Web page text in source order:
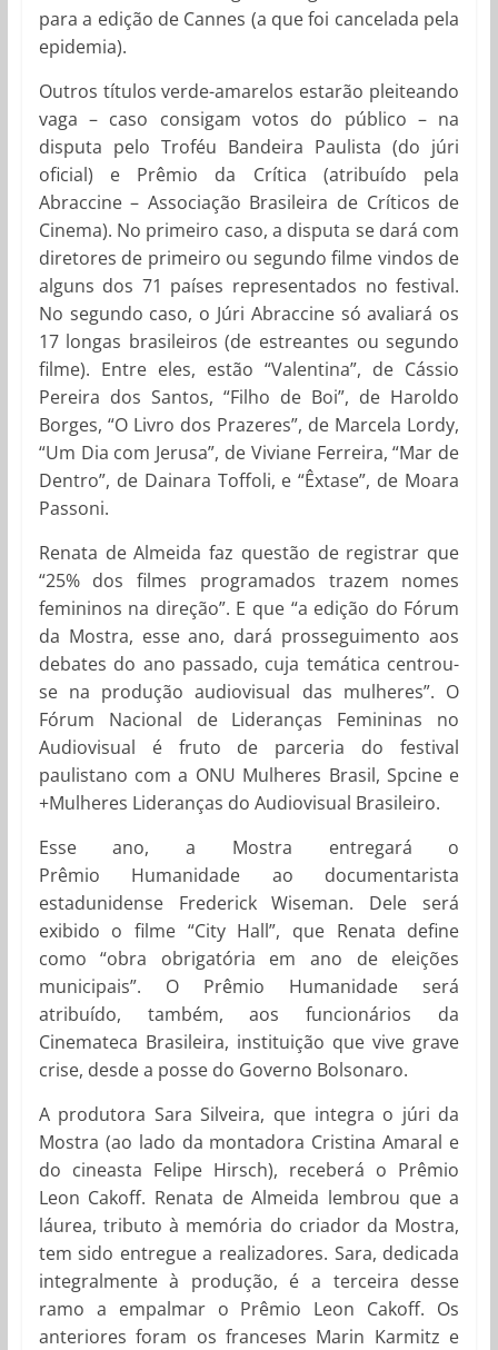
para a edição de Cannes (a que foi cancelada pela
epidemia).
Outros títulos verde-amarelos estarão pleiteando
vaga – caso consigam votos do público – na
disputa pelo Troféu Bandeira Paulista (do júri
oficial) e Prêmio da Crítica (atribuído pela
Abraccine – Associação Brasileira de Críticos de
Cinema). No primeiro caso, a disputa se dará com
diretores de primeiro ou segundo filme vindos de
alguns dos 71 países representados no festival.
No segundo caso, o Júri Abraccine só avaliará os
17 longas brasileiros (de estreantes ou segundo
filme). Entre eles, estão “Valentina”, de Cássio
Pereira dos Santos, “Filho de Boi”, de Haroldo
Borges, “O Livro dos Prazeres”, de Marcela Lordy,
“Um Dia com Jerusa”, de Viviane Ferreira, “Mar de
Dentro”, de Dainara Toffoli, e “Êxtase”, de Moara
Passoni.
Renata de Almeida faz questão de registrar que
“25% dos filmes programados trazem nomes
femininos na direção”. E que “a edição do Fórum
da Mostra, esse ano, dará prosseguimento aos
debates do ano passado, cuja temática centrou-
se na produção audiovisual das mulheres”. O
Fórum Nacional de Lideranças Femininas no
Audiovisual é fruto de parceria do festival
paulistano com a ONU Mulheres Brasil, Spcine e
+Mulheres Lideranças do Audiovisual Brasileiro.
Esse ano, a Mostra entregará o
Prêmio Humanidade ao documentarista
estadunidense Frederick Wiseman. Dele será
exibido o filme “City Hall”, que Renata define
como “obra obrigatória em ano de eleições
municipais”. O Prêmio Humanidade será
atribuído, também, aos funcionários da
Cinemateca Brasileira, instituição que vive grave
crise, desde a posse do Governo Bolsonaro.
A produtora Sara Silveira, que integra o júri da
Mostra (ao lado da montadora Cristina Amaral e
do cineasta Felipe Hirsch), receberá o Prêmio
Leon Cakoff. Renata de Almeida lembrou que a
láurea, tributo à memória do criador da Mostra,
tem sido entregue a realizadores. Sara, dedicada
integralmente à produção, é a terceira desse
ramo a empalmar o Prêmio Leon Cakoff. Os
anteriores foram os franceses Marin Karmitz e